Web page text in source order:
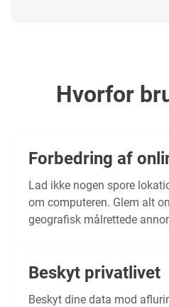
Hvorfor
Forbedring af
Lad ikke nogen spore
om computeren. Glem alt
geografisk målrettede
Beskyt privatlivet
Beskyt dine data mod